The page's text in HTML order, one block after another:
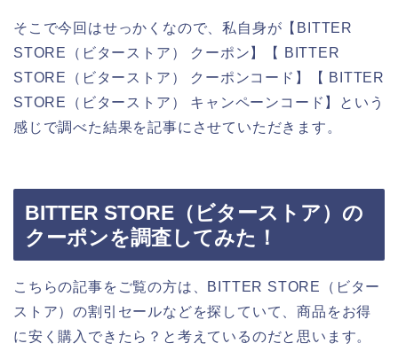
そこで今回はせっかくなので、私自身が【BITTER
STORE（ビターストア） クーポン】【 BITTER
STORE（ビターストア） クーポンコード】【 BITTER
STORE（ビターストア） キャンペーンコード】という
感じで調べた結果を記事にさせていただきます。
BITTER STORE（ビターストア）の
クーポンを調査してみた！
こちらの記事をご覧の方は、BITTER STORE（ビター
ストア）の割引セールなどを探していて、商品をお得
に安く購入できたら？と考えているのだと思います。